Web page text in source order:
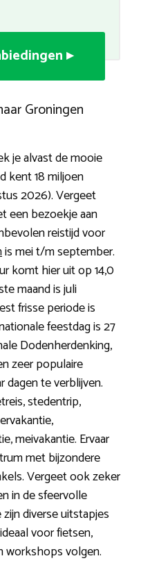
▸
Groningen
je alvast de mooie
kent 18 miljoen
2026). Vergeet
een bezoekje aan
reistijd voor
is mei t/m september.
komt hier uit op 14,0
maand is juli
frisse periode is
feestdag is 27
Dodenherdenking,
zeer populaire
dagen te verblijven.
stedentrip,
meivakantie. Ervaar
met bijzondere
Vergeet ook zeker
in de sfeervolle
diverse uitstapjes
voor fietsen,
workshops volgen.